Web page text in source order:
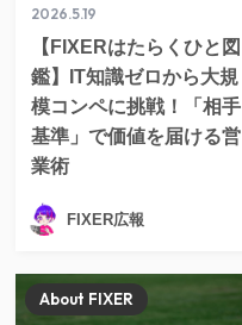
2026.5.19
【FIXERはたらくひと図
鑑】IT知識ゼロから大規
模コンペに挑戦！「相手
基準」で価値を届ける営
業術
FIXER広報
About FIXER